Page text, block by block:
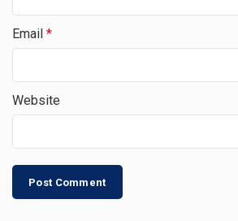
Email *
Website